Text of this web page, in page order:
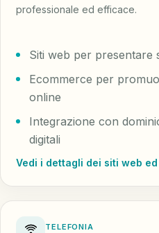
professionale ed efficace.
Siti web per presentare
Ecommerce per
online
Integrazione con
digitali
Vedi i dettagli dei siti web ed
TELEFONIA